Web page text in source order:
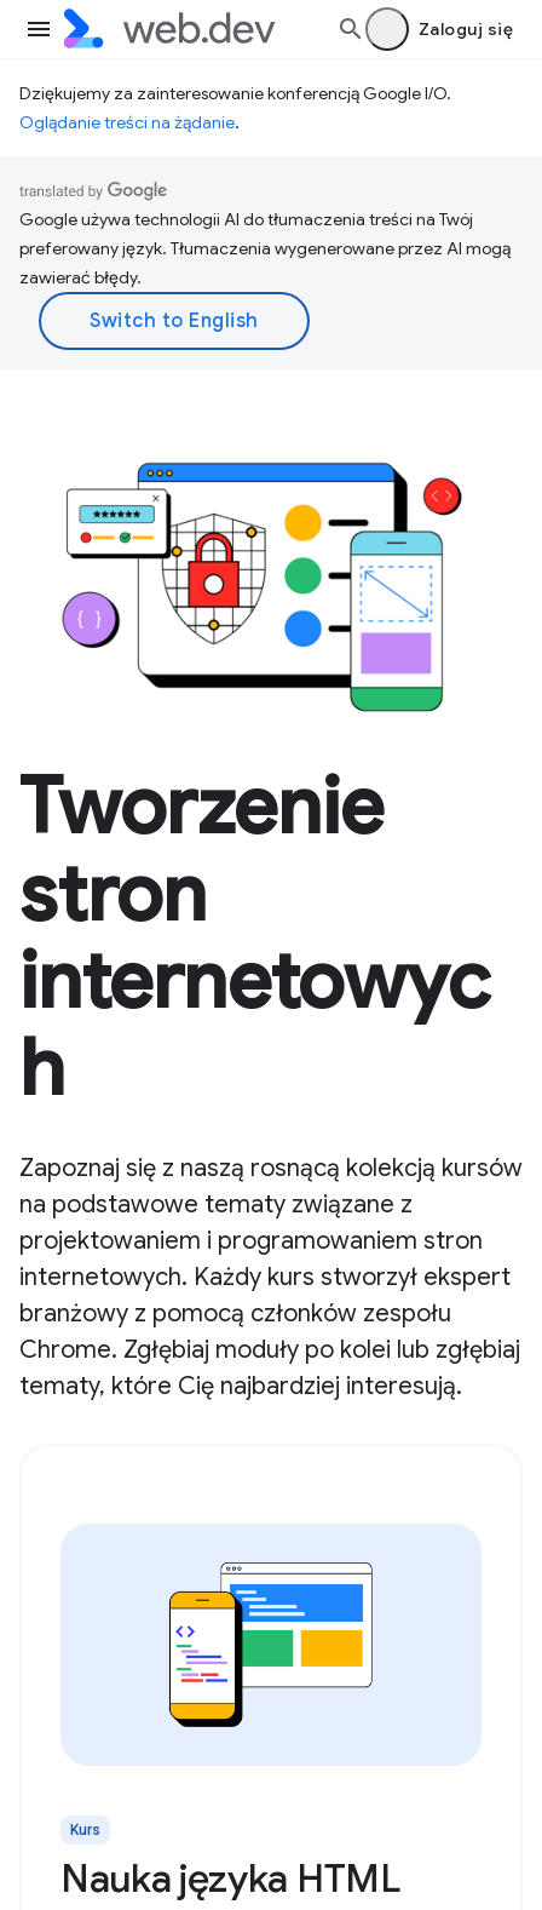
Zaloguj się
Dziękujemy za zainteresowanie konferencją Google I/O.
Oglądanie treści na żądanie.
Google używa technologii AI do tłumaczenia treści na Twój
preferowany język. Tłumaczenia wygenerowane przez AI mogą
zawierać błędy.
Tworzenie
stron
internetowyc
h
Zapoznaj się z naszą rosnącą kolekcją kursów
na podstawowe tematy związane z
projektowaniem i programowaniem stron
internetowych. Każdy kurs stworzył ekspert
branżowy z pomocą członków zespołu
Chrome. Zgłębiaj moduły po kolei lub zgłębiaj
tematy, które Cię najbardziej interesują.
Kurs
Nauka języka HTML